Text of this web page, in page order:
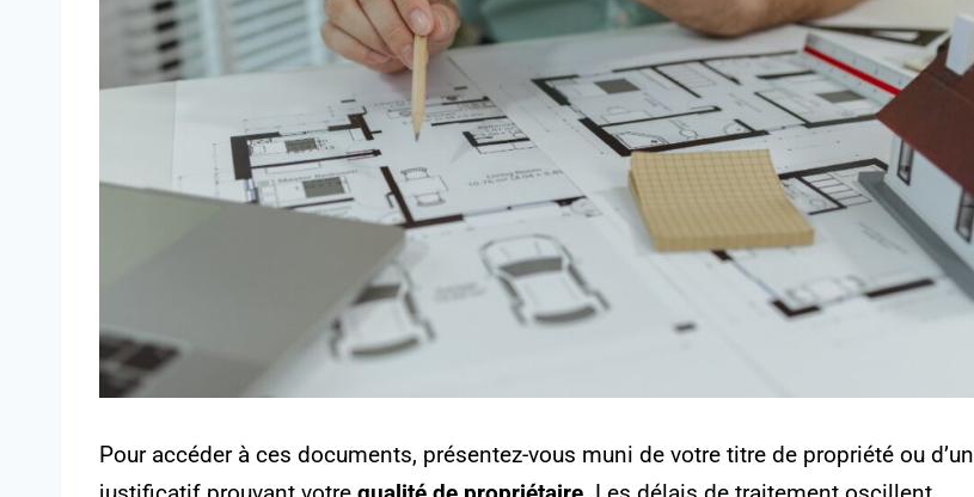
Pour accéder à ces documents, présentez-vous muni de votre titre de propriété ou d’un